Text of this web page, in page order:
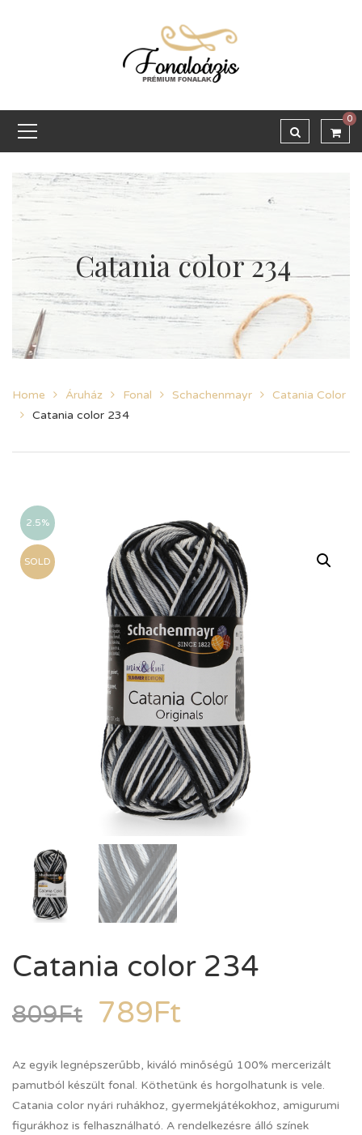
0
Catania color 234
Home Áruház Fonal Schachenmayr
Catania Color
Catania color 234
2.5%
SOLD
Catania color 234
809Ft 789Ft
Az egyik legnépszerűbb, kiváló minőségű 100% mercerizált
pamutból készült fonal. Köthetünk és horgolhatunk is vele.
Catania color nyári ruhákhoz, gyermekjátékokhoz, amigurumi
figurákhoz is felhasználható. A rendelkezésre álló színek